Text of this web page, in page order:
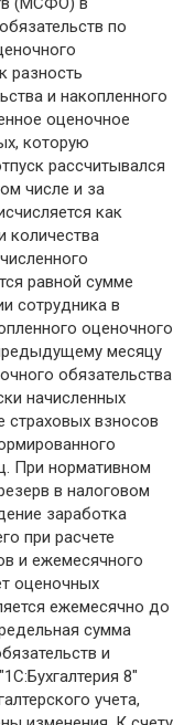
по
разность
и накопленного
оценочное
которую
рассчитывался
числе и за
как
количества
равной сумме
сотрудника в
оценочного
месяцу
обязательства
начисленных
страховых взносов
При нормативном
в налоговом
заработка
при расчете
и ежемесячного
оценочных
ежемесячно до
сумма
и
8"
учета,